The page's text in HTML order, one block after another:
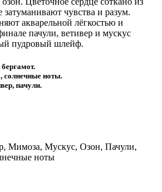
чувства и разум.
акварельной лёгкостью и
пачули, ветивер и мускус
пудровый шлейф.
солнечные ноты.
пачули.
Мимоза, Мускус, Озон, Пачули,
ноты